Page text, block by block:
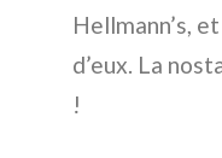
Hellmann’s,
d’eux. La
!